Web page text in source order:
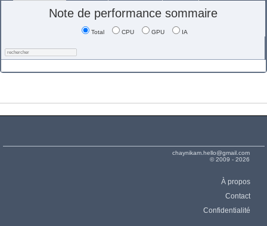
Note de performance sommaire
Total CPU GPU IA
chaynikam.hello@gmail.com
© 2009 - 2026
À propos
Contact
Confidentialité